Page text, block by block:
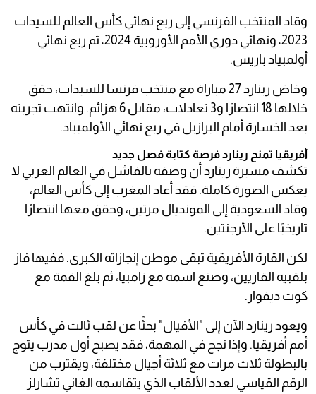
وقاد المنتخب الفرنسي إلى ربع نهائي كأس العالم للسيدات
2023، ونهائي دوري الأمم الأوروبية 2024، ثم ربع نهائي
أولمبياد باريس.
وخاض رينارد 27 مباراة مع منتخب فرنسا للسيدات، حقق
خلالها 18 انتصارًا و3 تعادلات، مقابل 6 هزائم. وانتهت تجربته
بعد الخسارة أمام البرازيل في ربع نهائي الأولمبياد.
أفريقيا تمنح رينارد فرصة كتابة فصل جديد
تكشف مسيرة رينارد أن وصفه بالفاشل في العالم العربي لا
يعكس الصورة كاملة. فقد أعاد المغرب إلى كأس العالم،
وقاد السعودية إلى المونديال مرتين، وحقق معها انتصارًا
تاريخيًا على الأرجنتين.
لكن القارة الأفريقية تبقى موطن إنجازاته الكبرى. ففيها فاز
بلقبيه القاريين، وصنع اسمه مع زامبيا، ثم بلغ القمة مع
كوت ديفوار.
ويعود رينارد الآن إلى "الأفيال" بحثًا عن لقب ثالث في كأس
أمم أفريقيا. وإذا نجح في المهمة، فقد يصبح أول مدرب يتوج
بالبطولة ثلاث مرات مع ثلاثة أجيال مختلفة، ويقترب من
الرقم القياسي لعدد الألقاب الذي يتقاسمه الغاني تشارلز